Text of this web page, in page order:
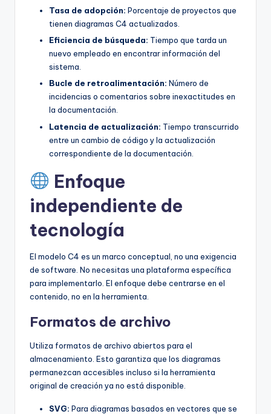
Tasa de adopción: Porcentaje de proyectos que
tienen diagramas C4 actualizados.
Eficiencia de búsqueda: Tiempo que tarda un
nuevo empleado en encontrar información del
sistema.
Bucle de retroalimentación: Número de
incidencias o comentarios sobre inexactitudes en
la documentación.
Latencia de actualización: Tiempo transcurrido
entre un cambio de código y la actualización
correspondiente de la documentación.
Enfoque
independiente de
tecnología
El modelo C4 es un marco conceptual, no una exigencia
de software. No necesitas una plataforma específica
para implementarlo. El enfoque debe centrarse en el
contenido, no en la herramienta.
Formatos de archivo
Utiliza formatos de archivo abiertos para el
almacenamiento. Esto garantiza que los diagramas
permanezcan accesibles incluso si la herramienta
original de creación ya no está disponible.
SVG: Para diagramas basados en vectores que se